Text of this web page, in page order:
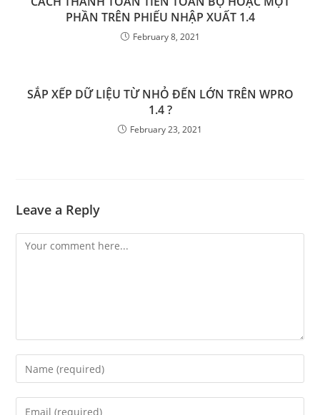
PHẦN TRÊN PHIẾU NHẬP XUẤT 1.4
February 8, 2021
SẮP XẾP DỮ LIỆU TỪ NHỎ ĐẾN LỚN TRÊN WPRO
1.4 ?
February 23, 2021
Leave a Reply
Comment
Enter
your
name
Enter